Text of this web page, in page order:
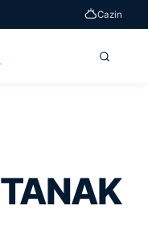
Cazin